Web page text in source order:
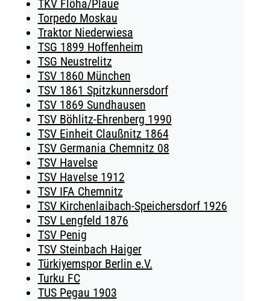
TKV Flöha/Plaue
Torpedo Moskau
Traktor Niederwiesa
TSG 1899 Hoffenheim
TSG Neustrelitz
TSV 1860 München
TSV 1861 Spitzkunnersdorf
TSV 1869 Sundhausen
TSV Böhlitz-Ehrenberg 1990
TSV Einheit Claußnitz 1864
TSV Germania Chemnitz 08
TSV Havelse
TSV Havelse 1912
TSV IFA Chemnitz
TSV Kirchenlaibach-Speichersdorf 1926
TSV Lengfeld 1876
TSV Penig
TSV Steinbach Haiger
Türkiyemspor Berlin e.V.
Turku FC
TUS Pegau 1903